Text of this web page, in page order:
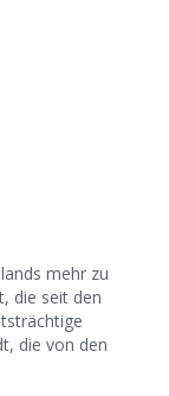
mehr zu
die seit den
die von den